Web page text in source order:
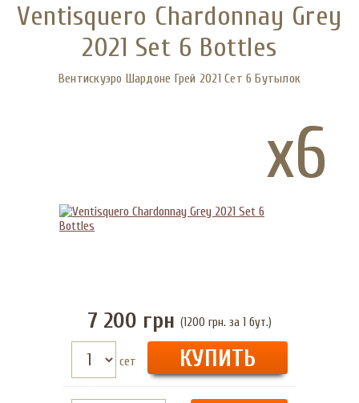
Ventisquero Chardonnay Grey
2021 Set 6 Bottles
Вентискуэро Шардоне Грей 2021 Сет 6 Бутылок
x6
7 200 грн (1200 грн. за 1 бут.)
сет